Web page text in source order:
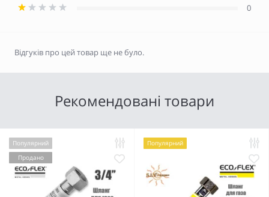
0
Відгуків про цей товар ще не було.
Рекомендовані товари
Популярний
Продано
Популярний